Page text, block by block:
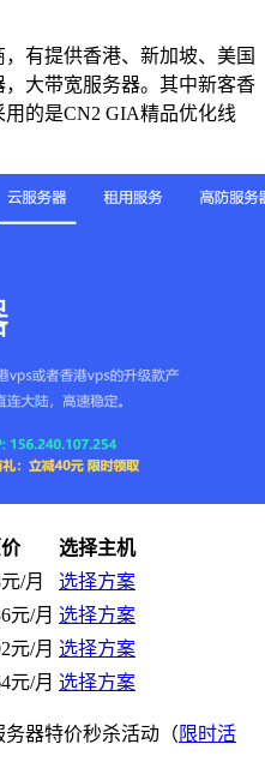
有提供香港、新加坡、美国
大带宽服务器。其中新客香
的是CN2 GIA精品优化线
选择主机
/月
选择方案
元/月 选择方案
元/月 选择方案
元/月 选择方案
器特价秒杀活动（ 限时活